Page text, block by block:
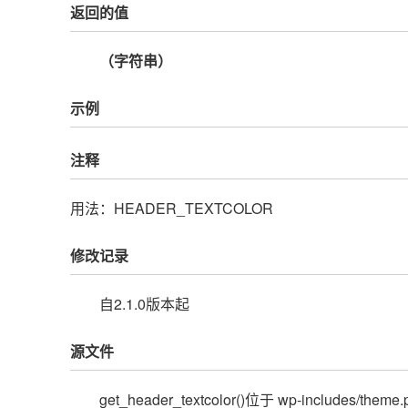
返回的值
（字符串）
示例
注释
用法：HEADER_TEXTCOLOR
修改记录
自2.1.0版本起
源文件
get_header_textcolor()位于 wp-includes/